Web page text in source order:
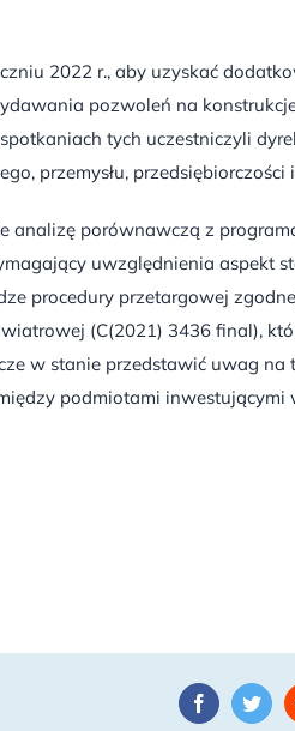
2022 r., aby uzyskać
pozwoleń na
tych uczestniczyli
przemysłu, przedsiębiorczości
analizę porównawczą z
uwzględnienia aspekt
procedury przetargowej
(C(2021) 3436 final),
w stanie przedstawić uwag na
podmiotami
Facebook